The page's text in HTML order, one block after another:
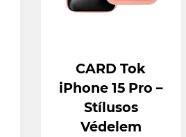
CARD Tok
iPhone 15 Pro –
Stílusos
Védelem